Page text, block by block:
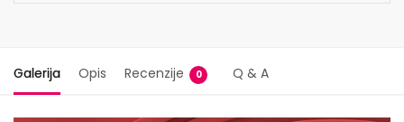
Galerija Opis Recenzije 0 Q & A